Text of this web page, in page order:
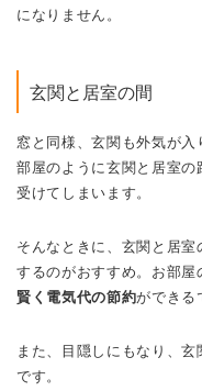
になりません。
玄関と居室の間
窓と同様、玄関も外気が
部屋のように玄関と居室の
受けてしまいます。
そんなときに、玄関と居
するのがおすすめ。お部屋
賢く電気代の節約ができる
また、目隠しにもなり、
です。